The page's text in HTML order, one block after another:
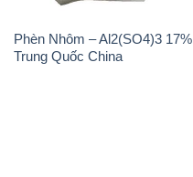
Phèn Nhôm – Al2(SO4)3 17%
Trung Quốc China